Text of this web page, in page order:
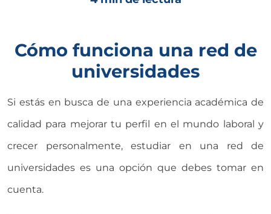
Cómo funciona una red de
universidades
Si estás en busca de una experiencia académica de
calidad para mejorar tu perfil en el mundo laboral y
crecer personalmente, estudiar en una red de
universidades es una opción que debes tomar en
cuenta.